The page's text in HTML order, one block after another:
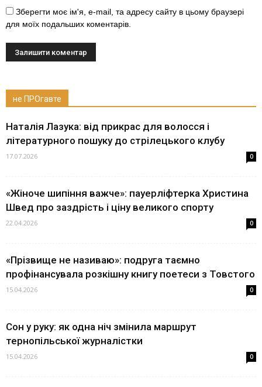
Зберегти моє ім'я, e-mail, та адресу сайту в цьому браузері
для моїх подальших коментарів.
не ПРОгавте
Наталія Лазука: від прикрас для волосся і
літературного пошуку до стрілецького клубу
17.07.2026 0
«Жіноче шипіння важче»: пауерліфтерка Христина
Швед про заздрість і ціну великого спорту
22.04.2026 0
«Прізвище не називаю»: подруга таємно
профінансувала розкішну книгу поетеси з Товстого
15.04.2026 0
Сон у руку: як одна ніч змінила маршрут
тернопільської журналістки
15.04.2026 0